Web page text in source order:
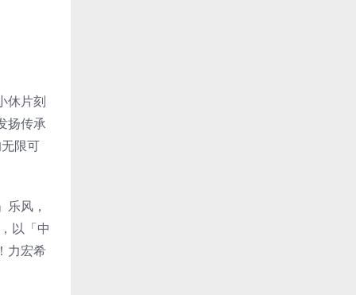
休片刻
扬传承
限可
风，
以「中
力宏希